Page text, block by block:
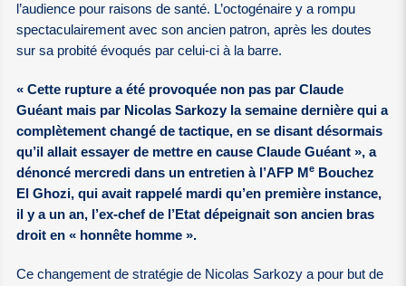
l’audience pour raisons de santé. L’octogénaire y a rompu
spectaculairement avec son ancien patron, après les doutes
sur sa probité évoqués par celui-ci à la barre.
« Cette rupture a été provoquée non pas par Claude
Guéant mais par Nicolas Sarkozy la semaine dernière qui a
complètement changé de tactique, en se disant désormais
qu’il allait essayer de mettre en cause Claude Guéant », a
dénoncé mercredi dans un entretien à l’AFP Me Bouchez
El Ghozi, qui avait rappelé mardi qu’en première instance,
il y a un an, l’ex-chef de l’Etat dépeignait son ancien bras
droit en « honnête homme ».
Ce changement de stratégie de Nicolas Sarkozy a pour but de